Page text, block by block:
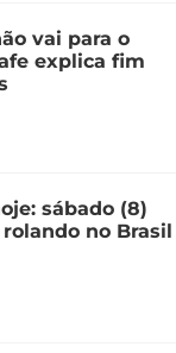
vai para o
explica fim
sábado (8)
no Brasil